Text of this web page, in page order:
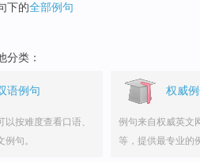
下的全部例句
分类：
语例句
以按难度查看口语、
句。
权威
例句来自权威英文
等，提供最专业的